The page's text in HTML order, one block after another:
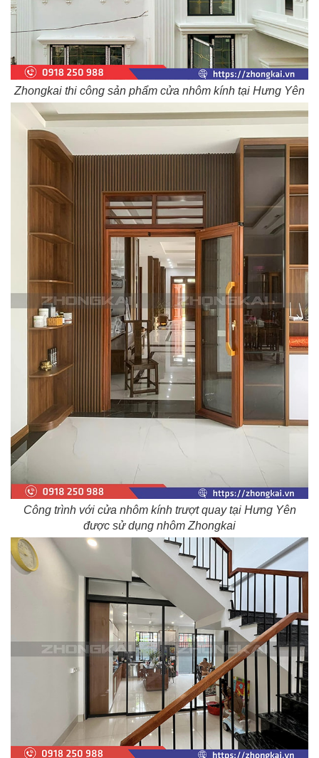
Zhongkai thi công sản phẩm cửa nhôm kính tại Hưng Yên
Công trình với cửa nhôm kính trượt quay tại Hưng Yên
được sử dụng nhôm Zhongkai